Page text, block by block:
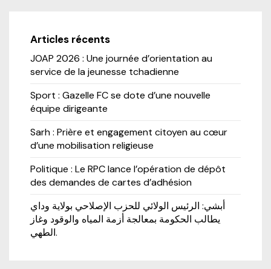
Articles récents
JOAP 2026 : Une journée d’orientation au
service de la jeunesse tchadienne
Sport : Gazelle FC se dote d’une nouvelle
équipe dirigeante
Sarh : Prière et engagement citoyen au cœur
d’une mobilisation religieuse
Politique : Le RPC lance l’opération de dépôt
des demandes de cartes d’adhésion
أبشي: الرئيس الولائي للحزب الإصلاحي بولاية وداي
يطالب الحكومة بمعالجة أزمة المياه والوقود وغاز
الطهي.